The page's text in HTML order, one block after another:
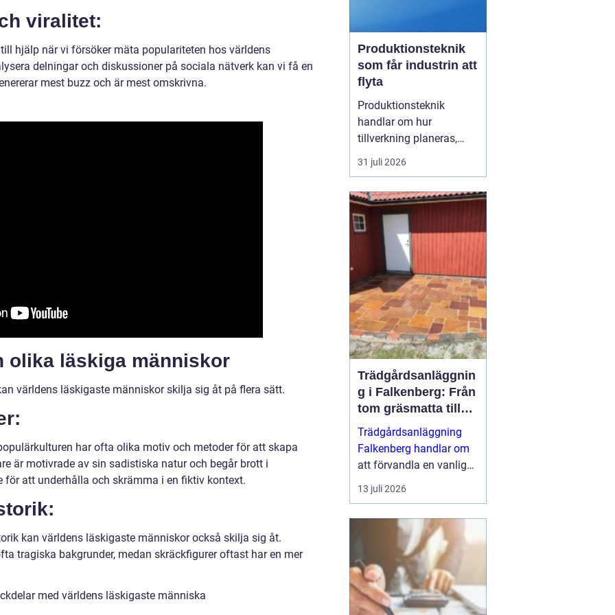
viralitet:
hjälp när vi försöker mäta populariteten hos världens
delningar och diskussioner på sociala nätverk kan vi få en
mest buzz och är mest omskrivna.
olika läskiga människor
världens läskigaste människor skilja sig åt på flera sätt.
har ofta olika motiv och metoder för att skapa
är motivrade av sin sadistiska natur och begår brott i
för att underhålla och skrämma i en fiktiv kontext.
kan världens läskigaste människor också skilja sig åt.
tragiska bakgrunder, medan skräckfigurer oftast har en mer
med världens läskigaste människa
Produktionsteknik
som får industrin att
flyta
Produktionsteknik
handlar om hur
tillverkning planeras,
organiseras och
genomförs i praktiken.
samspelet mellan
maskiner, människor,
material och styrsystem.
När dessa delar fungerar
tillsammans minskar
spill, driftstopp och
kostnader...
31 juli 2026
Trädgårdsanläggnin
g i Falkenberg: Från
tom gräsmatta till
genomtänkt helhet
Trädgårdsanläggning
Falkenberg handlar om
att förvandla en vanlig
tomt till en fungerande,
vacker och hållbar
många &ari...
13 juli 2026